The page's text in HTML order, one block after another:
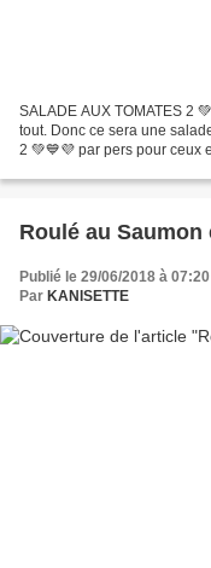
SALADE AUX TOMATES 2 💚💙💜 Je veux de la couleur, du soleil et tout et
tout. Donc ce sera une
2 💚💙💜 par pers pour ceux
Roulé au
Publié le 29/06/2018 à 07:20
Par KANISETTE